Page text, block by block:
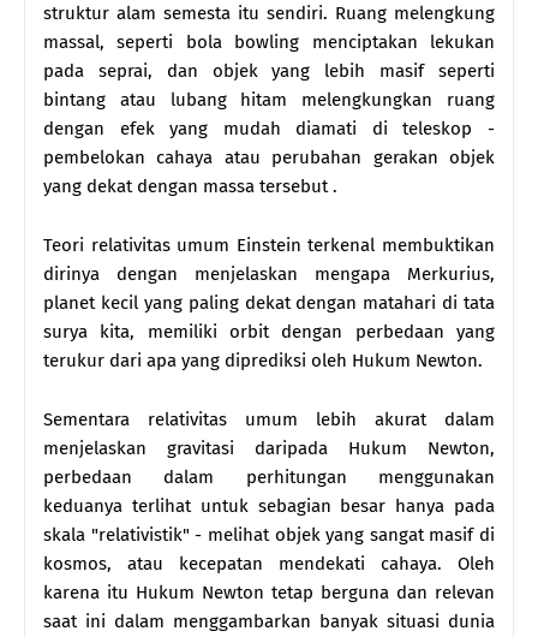
struktur alam semesta itu sendiri. Ruang melengkung
massal, seperti bola bowling menciptakan lekukan
pada seprai, dan objek yang lebih masif seperti
bintang atau lubang hitam melengkungkan ruang
dengan efek yang mudah diamati di teleskop -
pembelokan cahaya atau perubahan gerakan objek
yang dekat dengan massa tersebut .
Teori relativitas umum Einstein terkenal membuktikan
dirinya dengan menjelaskan mengapa Merkurius,
planet kecil yang paling dekat dengan matahari di tata
surya kita, memiliki orbit dengan perbedaan yang
terukur dari apa yang diprediksi oleh Hukum Newton.
Sementara relativitas umum lebih akurat dalam
menjelaskan gravitasi daripada Hukum Newton,
perbedaan dalam perhitungan menggunakan
keduanya terlihat untuk sebagian besar hanya pada
skala "relativistik" - melihat objek yang sangat masif di
kosmos, atau kecepatan mendekati cahaya. Oleh
karena itu Hukum Newton tetap berguna dan relevan
saat ini dalam menggambarkan banyak situasi dunia